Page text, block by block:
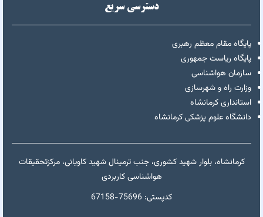
دسترسی سریع
پایگاه مقام معظم رهبری
پایگاه ریاست جمهوری
سازمان هواشناسی
وزارت راه و شهرسازی
استانداری کرمانشاه
دانشگاه علوم پزشکی کرمانشاه
کرمانشاه، بلوار شهید کشوری، جنب ترمینال شهید کاویانی، مرکزتحقیقات
هواشناسی کاربردی
67158-کدپستی: 75696